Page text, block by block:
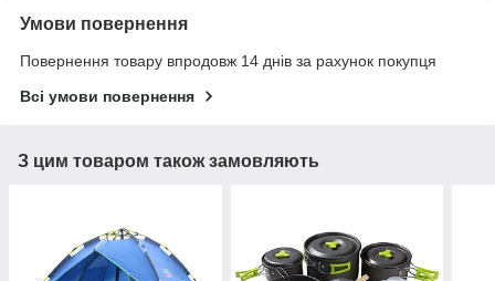
Умови повернення
Повернення товару впродовж 14 днів за рахунок покупця
Всі умови повернення
З цим товаром також замовляють